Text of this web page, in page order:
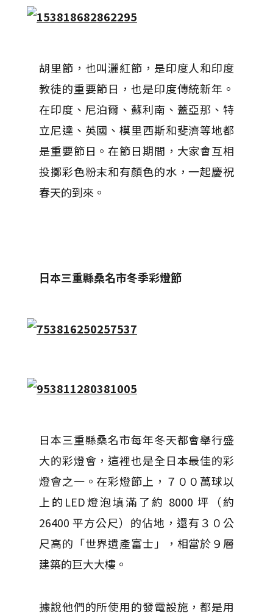
胡里節，也叫灑紅節，是印度人和印度
教徒的重要節日，也是印度傳統新年。
在印度、尼泊爾、蘇利南、蓋亞那、特
立尼達、英國、模里西斯和斐濟等地都
是重要節日。在節日期間，大家會互相
投擲彩色粉末和有顏色的水，一起慶祝
春天的到來。
日本三重縣桑名市冬季彩燈節
日本三重縣桑名市每年冬天都會舉行盛
大的彩燈會，這裡也是全日本最佳的彩
燈會之一。在彩燈節上，７００萬球以
上的LED燈泡填滿了約 8000 坪（約
26400 平方公尺）的佔地，還有３０公
尺高的「世界遺產富士」，相當於９層
建築的巨大大樓。
據說他們的所使用的發電設施，都是用